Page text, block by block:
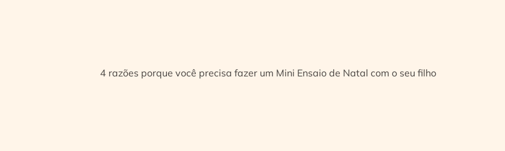
4 razões porque você precisa fazer um Mini Ensaio de Natal com o seu filho